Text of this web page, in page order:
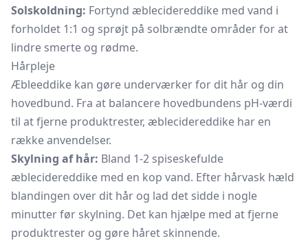
Solskoldning: Fortynd æblecidereddike med vand i
forholdet 1:1 og sprøjt på solbrændte områder for at
lindre smerte og rødme.
Hårpleje
Æbleeddike kan gøre underværker for dit hår og din
hovedbund. Fra at balancere hovedbundens pH-værdi
til at fjerne produktrester, æblecidereddike har en
række anvendelser.
Skylning af hår: Bland 1-2 spiseskefulde
æblecidereddike med en kop vand. Efter hårvask hæld
blandingen over dit hår og lad det sidde i nogle
minutter før skylning. Det kan hjælpe med at fjerne
produktrester og gøre håret skinnende.